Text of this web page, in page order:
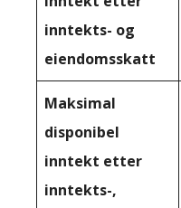
inntekts- og
eiendomsskatt
Maksimal
disponibel
inntekt etter
inntekts-,